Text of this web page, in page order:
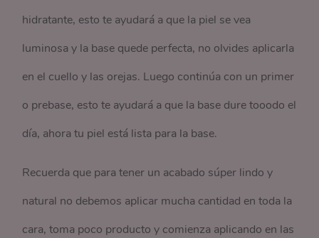
hidratante, esto te ayudará a que la piel se vea
luminosa y la base quede perfecta, no olvides aplicarla
en el cuello y las orejas. Luego continúa con un primer
o prebase, esto te ayudará a que la base dure tooodo el
día, ahora tu piel está lista para la base.
Recuerda que para tener un acabado súper lindo y
natural no debemos aplicar mucha cantidad en toda la
cara, toma poco producto y comienza aplicando en las